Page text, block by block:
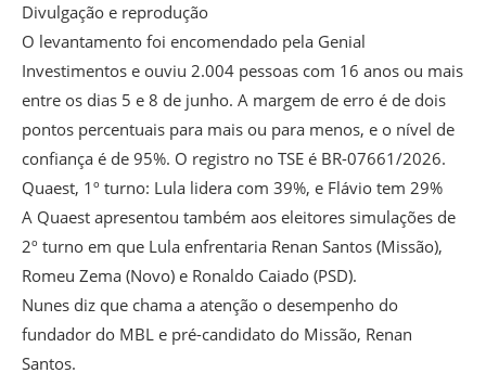
Divulgação e reprodução
O levantamento foi encomendado pela Genial
Investimentos e ouviu 2.004 pessoas com 16 anos ou mais
entre os dias 5 e 8 de junho. A margem de erro é de dois
pontos percentuais para mais ou para menos, e o nível de
confiança é de 95%. O registro no TSE é BR-07661/2026.
Quaest, 1º turno: Lula lidera com 39%, e Flávio tem 29%
A Quaest apresentou também aos eleitores simulações de
2º turno em que Lula enfrentaria Renan Santos (Missão),
Romeu Zema (Novo) e Ronaldo Caiado (PSD).
Nunes diz que chama a atenção o desempenho do
fundador do MBL e pré-candidato do Missão, Renan
Santos.